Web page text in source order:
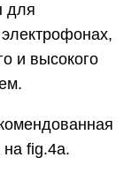
для
и высокого
fig.4а.